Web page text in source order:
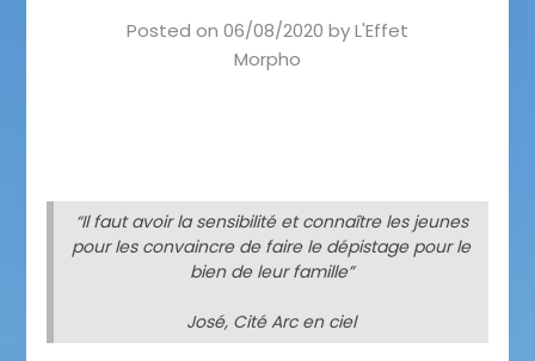
Posted on 06/08/2020 byL'Effet
Morpho
“Il faut avoir la sensibilité et connaître les jeunes
pour les convaincre de faire le dépistage pour le
bien de leur famille”
José, Cité Arc en ciel